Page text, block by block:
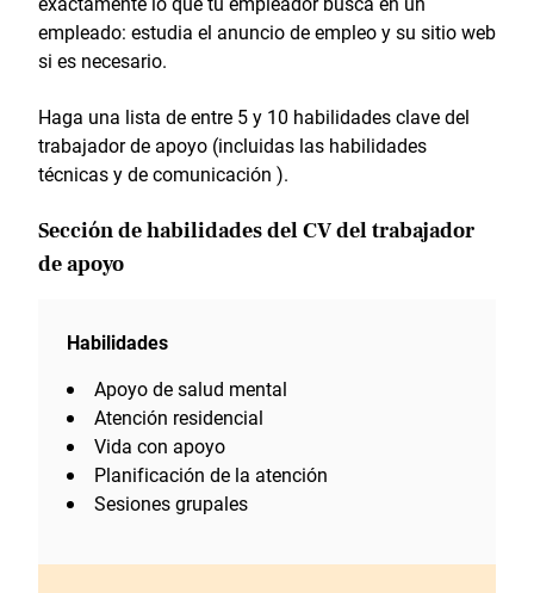
empleado: estudia el anuncio de empleo y su sitio web
si es necesario.
Haga una lista de entre 5 y 10 habilidades clave del
trabajador de apoyo (incluidas las habilidades
técnicas y de comunicación ).
Sección de habilidades del CV del trabajador
de apoyo
Habilidades
Apoyo de salud mental
Atención residencial
Vida con apoyo
Planificación de la atención
Sesiones grupales